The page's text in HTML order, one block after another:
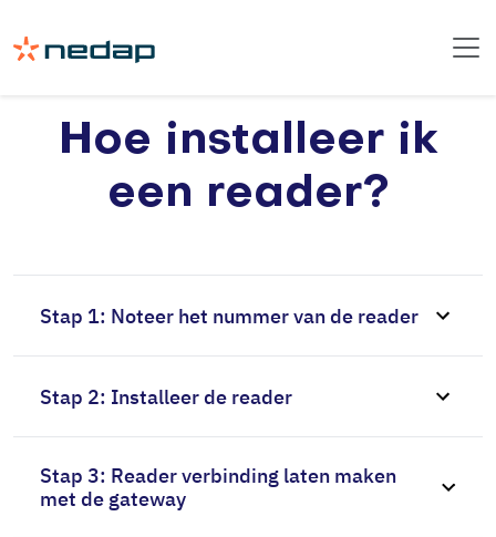
Hoe installeer ik
een reader?
Stap 1: Noteer het nummer van de reader
Stap 2: Installeer de reader
Stap 3: Reader verbinding laten maken
met de gateway